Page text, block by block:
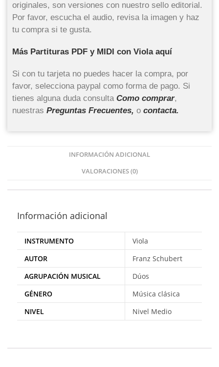
originales, son versiones con nuestro sello editorial.
Por favor, escucha el audio, revisa la imagen y haz
tu compra si te gusta.
Más Partituras PDF y MIDI con Viola aquí
Si con tu tarjeta no puedes hacer la compra, por
favor, selecciona paypal como forma de pago. Si
tienes alguna duda consulta Como comprar,
nuestras Preguntas Frecuentes, o contacta.
INFORMACIÓN ADICIONAL
VALORACIONES (0)
Información adicional
INSTRUMENTO
Viola
AUTOR
Franz Schubert
AGRUPACIÓN MUSICAL
Dúos
GÉNERO
Música clásica
NIVEL
Nivel Medio